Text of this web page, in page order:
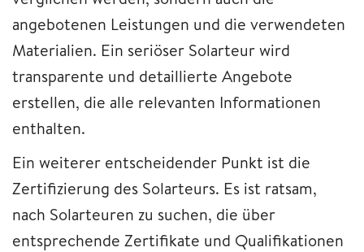
angebotenen Leistungen und die verwendeten
Materialien. Ein seriöser Solarteur wird
transparente und detaillierte Angebote
erstellen, die alle relevanten Informationen
enthalten.
Ein weiterer entscheidender Punkt ist die
Zertifizierung des Solarteurs. Es ist ratsam,
nach Solarteuren zu suchen, die über
entsprechende Zertifikate und Qualifikationen